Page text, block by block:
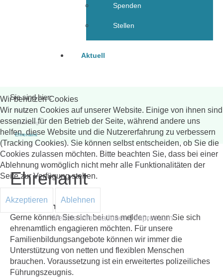
Spenden
Stellen
Aktuell
Sie sind hier:
Home
Mitwirkung
Ehrenamt
Ehrenamt
Gerne können Sie sich bei uns melden, wenn Sie sich
ehrenamtlich engagieren möchten. Für unsere
Familienbildungsangebote können wir immer die
Unterstützung von netten und flexiblen Menschen
brauchen. Voraussetzung ist ein erweitertes polizeiliches
Führungszeugnis.
Wir benutzen Cookies
Wir nutzen Cookies auf unserer Website. Einige von ihnen sind
essenziell für den Betrieb der Seite, während andere uns
helfen, diese Website und die Nutzererfahrung zu verbessern
(Tracking Cookies). Sie können selbst entscheiden, ob Sie die
Cookies zulassen möchten. Bitte beachten Sie, dass bei einer
Ablehnung womöglich nicht mehr alle Funktionalitäten der
Seite zur Verfügung stehen.
Akzeptieren Ablehnen
Weitere Informationen|Impressum